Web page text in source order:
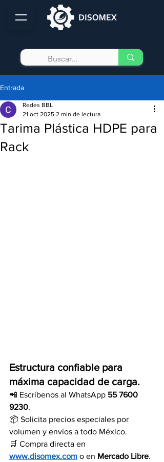
Entrada
Tarima Plástica HDPE para
Rack
Redes BBL
21 oct 2025 2 min de lectura
Estructura confiable para
máxima capacidad de carga.
📲 Escríbenos al WhatsApp 55 7600
9230.
📦 Solicita precios especiales por
volumen y envíos a todo México.
🛒 Compra directa en
www.disomex.com o en Mercado Libre.